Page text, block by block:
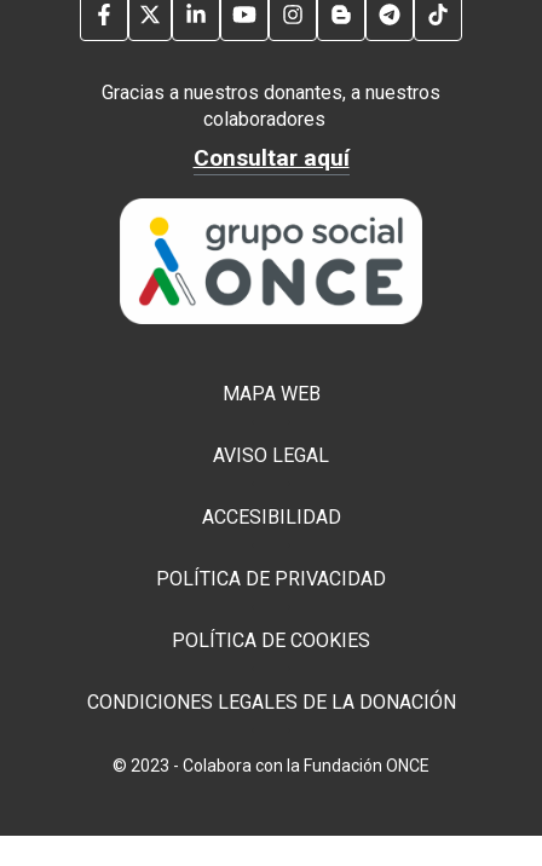
FACEBOOK
TWITTERLINKEDIN
YOUTUBEINSTAGRAM
BLOG TELEGRAM
Gracias a nuestros donantes, a nuestros
colaboradores
Consultar aquí
MAPA WEB
AVISO LEGAL
ACCESIBILIDAD
POLÍTICA DE PRIVACIDAD
POLÍTICA DE COOKIES
CONDICIONES LEGALES DE LA DONACIÓN
© 2023 - Colabora con la Fundación ONCE